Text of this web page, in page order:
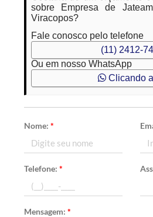
sobre Empresa de
Viracopos?
Fale conosco pelo telefone
(11) 2412-
Ou em nosso WhatsApp
Clicando
Nome:*
Telefone:*
Mensagem:*